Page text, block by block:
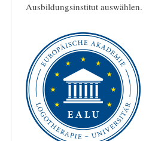
Ausbildungsinstitut auswählen.